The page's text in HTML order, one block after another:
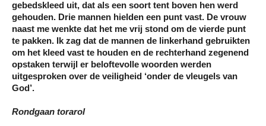
gebedskleed uit, dat als een soort tent boven hen werd
gehouden. Drie mannen hielden een punt vast. De vrouw
naast me wenkte dat het me vrij stond om de vierde punt
te pakken. Ik zag dat de mannen de linkerhand gebruikten
om het kleed vast te houden en de rechterhand zegenend
opstaken terwijl er beloftevolle woorden werden
uitgesproken over de veiligheid ‘onder de vleugels van
God’.
Rondgaan torarol